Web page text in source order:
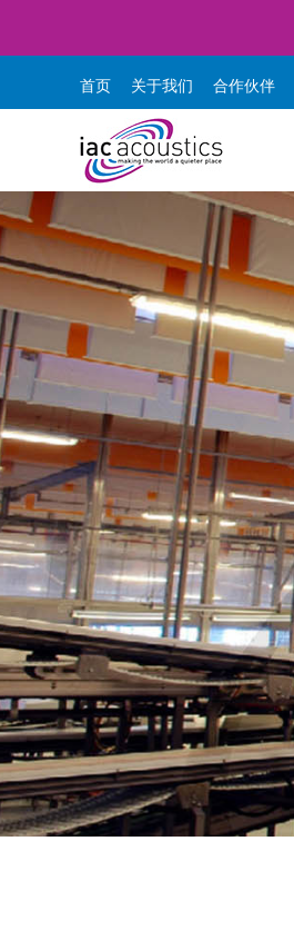
首页 关于我们 合作伙伴